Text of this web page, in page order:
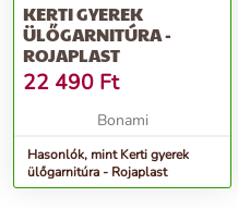
KERTI GYEREK
ÜLŐGARNITÚRA -
ROJAPLAST
22 490 Ft
Bonami
Hasonlók, mint Kerti gyerek
ülőgarnitúra - Rojaplast